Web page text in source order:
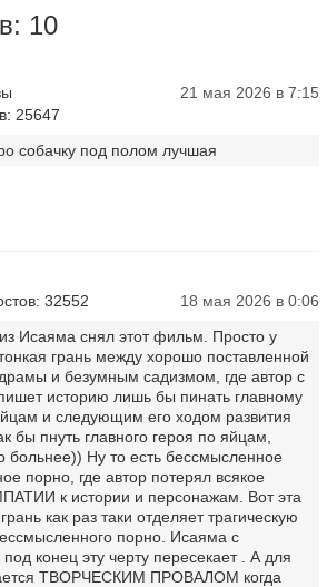
10
25647
21 мая 2026 в 7:15
собачку под полом лучшая
32552 18 мая 2026 в 0:06
Исаяма снял этот фильм. Просто у
грань между хорошо поставленной
и безумным садизмом, где автор с
историю лишь бы пинать главному
и следующим его ходом развития
бы пнуть главного героя по яйцам,
больнее)) Ну то есть бессмысленное
порно, где автор потерял всякое
к истории и персонажам. Вот эта
как раз таки отделяет трагическую
порно. Исаяма с
конец эту черту пересекает . А для
ТВОРЧЕСКИМ ПРОВАЛОМ когда